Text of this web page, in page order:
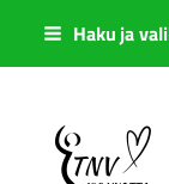
Siirry
sisältöön
Haku ja